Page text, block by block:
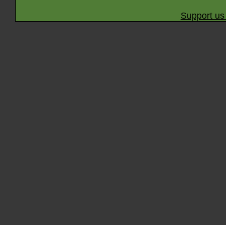
Support